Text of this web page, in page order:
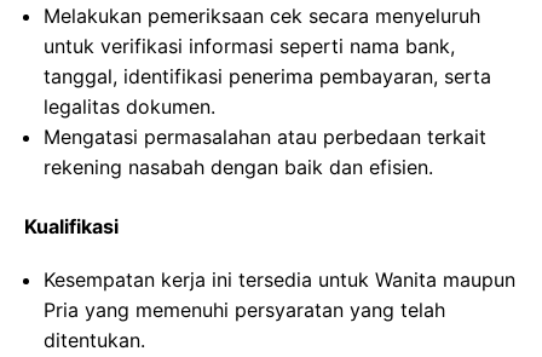
Melakukan pemeriksaan cek secara menyeluruh
untuk verifikasi informasi seperti nama bank,
tanggal, identifikasi penerima pembayaran, serta
legalitas dokumen.
Mengatasi permasalahan atau perbedaan terkait
rekening nasabah dengan baik dan efisien.
Kualifikasi
Kesempatan kerja ini tersedia untuk Wanita maupun
Pria yang memenuhi persyaratan yang telah
ditentukan.